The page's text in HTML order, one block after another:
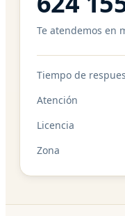
Te atendemos en
Tiempo de
Atención
Licencia
Zona